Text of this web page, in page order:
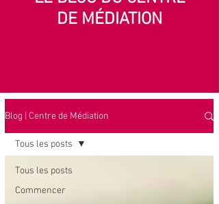
DE MÉDIATION
Blog | Centre de Médiation
Tous les posts
Commencer
Tous les posts